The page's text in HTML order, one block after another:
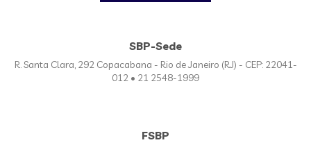
SBP-Sede
R. Santa Clara, 292 Copacabana - Rio de Janeiro (RJ) - CEP: 22041-
012 • 21 2548-1999
FSBP